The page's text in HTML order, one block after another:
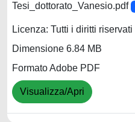
Tesi_dottorato_Vanesio.pdf
Licenza: Tutti i diritti riservati
Dimensione 6.84 MB
Formato Adobe PDF
Visualizza/Apri